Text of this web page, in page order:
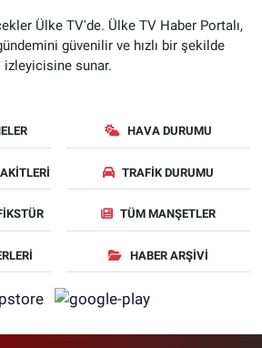
Ülke TV'de. Ülke TV Haber Portalı,
güvenilir ve hızlı bir şekilde
izleyicisine sunar.
HAVA DURUMU
TRAFIK DURUMU
TÜM MANŞETLER
HABER ARŞIVI